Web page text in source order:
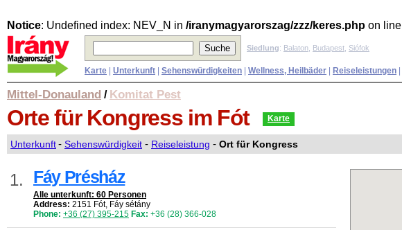
Notice: Undefined index: NEV_N in /iranymagyarorszag/zzz/keres.php on line
Siedlung: Balaton Budapest Siófok
Karte Unterkunft Sehenswürdigkeiten Wellness, Heilbäder Reiseleistungen
Mittel-Donauland / Komitat Pest
Orte für Kongress im Fót Karte
Unterkunft- Sehenswürdigkeit - Reiseleistung - Ort für Kongress
1. Fáy Présház
Alle unterkunft: 60 Personen
Address: 2151 Fót, Fáy sétány
Phone: +36 (27) 395-215 Fax: +36 (28) 366-028